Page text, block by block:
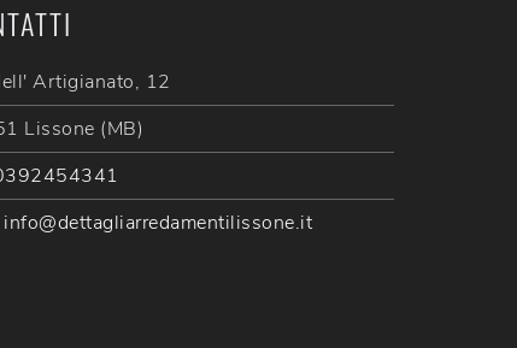
Artigianato, 12
Lissone (MB)
info@dettagliarredamentilissone.it